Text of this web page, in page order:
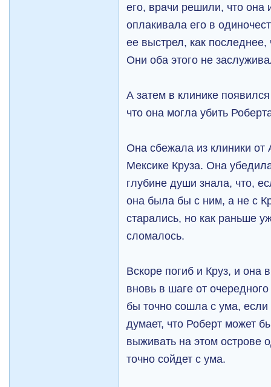
его, врачи решили, что она
оплакивала его в
ее выстрел, как
Они оба этого не
А затем в клинике
что она могла убить
Она сбежала из клиники
Мексике Круза. Она
глубине души знала, что,
она была бы с ним, а не с
старались, но как раньше
сломалось.
Вскоре погиб и Круз, и она
вновь в шаге от
бы точно сошла с ума,
думает, что Роберт может
выживать на этом острове
точно сойдет с ума.